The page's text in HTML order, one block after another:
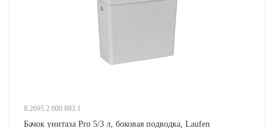
8.2695.2.000.893.1
Бачок унитаза Pro 5/3 л, боковая подводка, Laufen